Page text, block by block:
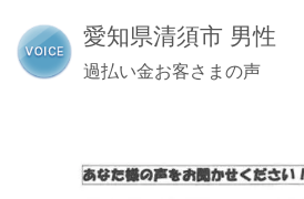
愛知県清須市 男性
過払い金お客さまの声